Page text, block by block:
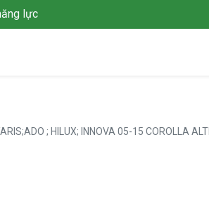
lực
; HILUX; INNOVA 05-15 COROLLA